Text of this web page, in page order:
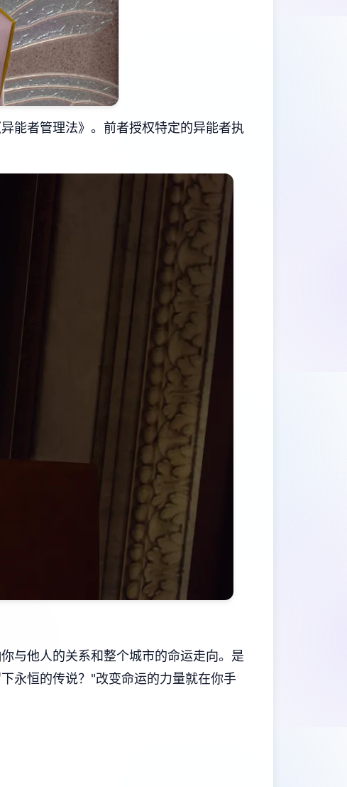
能者管理法》。前者授权特定的异能者执
与他人的关系和整个城市的命运走向。是
永恒的传说？"改变命运的力量就在你手